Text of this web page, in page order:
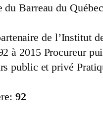
Barreau du
de l’Institut
à 2015 Procureur
public et privé
92